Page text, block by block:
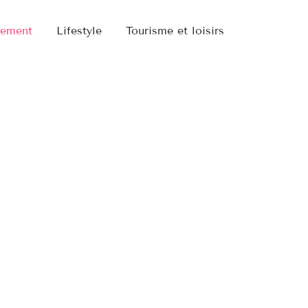
Lifestyle Tourisme et loisirs